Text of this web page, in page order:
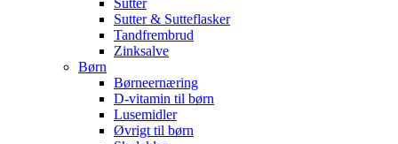
Sutter
Sutter & Sutteflasker
Tandfrembrud
Zinksalve
Børn
Børneernæring
D-vitamin til børn
Lusemidler
Øvrigt til børn